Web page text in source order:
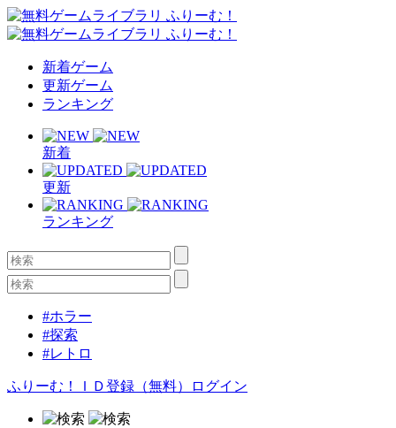
新着ゲーム
更新ゲーム
ランキング
新着
更新
ランキング
#ホラー
#探索
#レトロ
ふりーむ！ＩＤ登録（無料） ログイン